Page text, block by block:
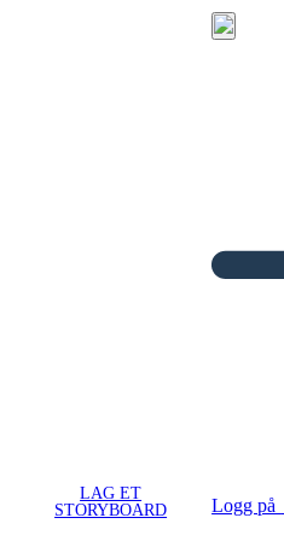
LAG ET
STORYBOARD
Logg på